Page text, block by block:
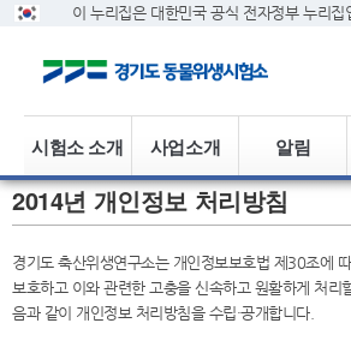
이 누리집은 대한민국 공식 전자정부 누리집
알림
사업소개
시험소 소개
2014년 개인정보 처리방침
경기도 축산위생연구소는 개인정보보호법 제30조에
보호하고 이와 관련한 고충을 신속하고 원활하게 처리
음과 같이 개인정보 처리방침을 수립·공개합니다.